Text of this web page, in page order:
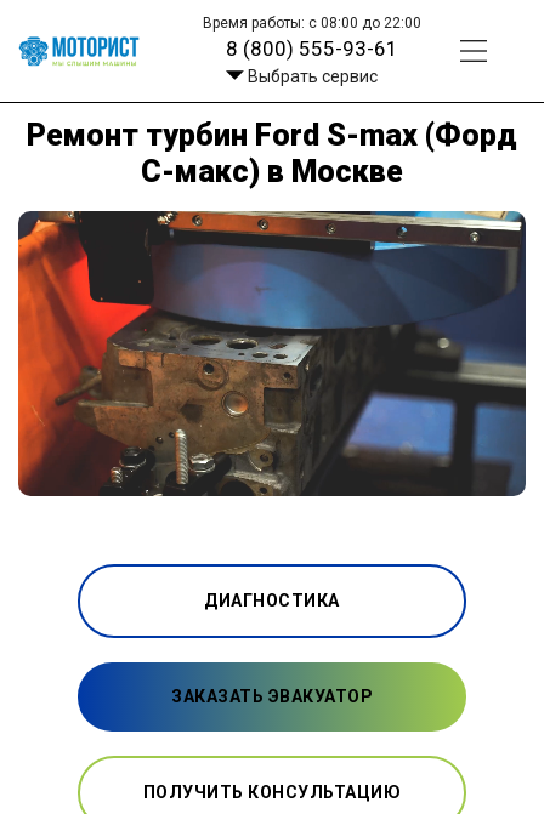
Время работы: с 08:00 до 22:00
8 (800) 555-93-61
Выбрать сервис
Ремонт турбин Ford S-max (Форд
С-макс) в Москве
ДИАГНОСТИКА
ЗАКАЗАТЬ ЭВАКУАТОР
ПОЛУЧИТЬ КОНСУЛЬТАЦИЮ